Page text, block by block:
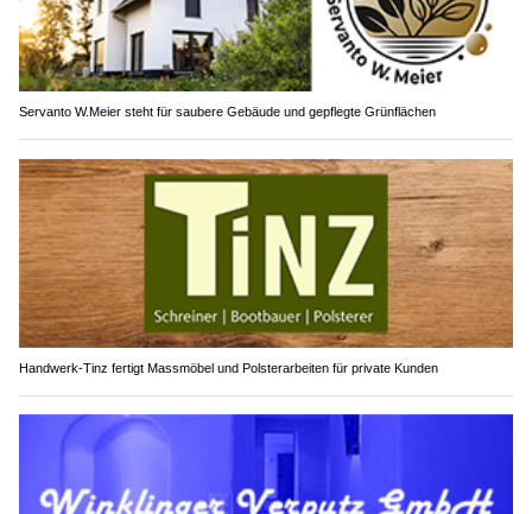
Servanto W.Meier steht für saubere Gebäude und gepflegte Grünflächen
Handwerk-Tinz fertigt Massmöbel und Polsterarbeiten für private Kunden